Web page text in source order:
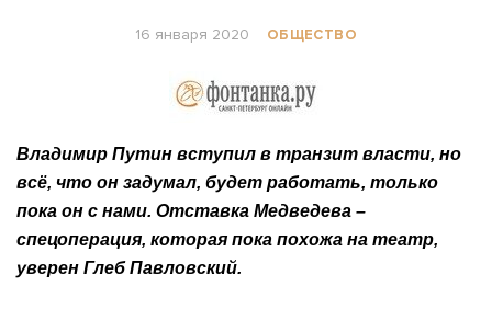
16 января 2020 ОБЩЕСТВО
Владимир Путин вступил в транзит власти, но
всё, что он задумал, будет работать, только
пока он с нами. Отставка Медведева –
спецоперация, которая пока похожа на театр,
уверен Глеб Павловский.